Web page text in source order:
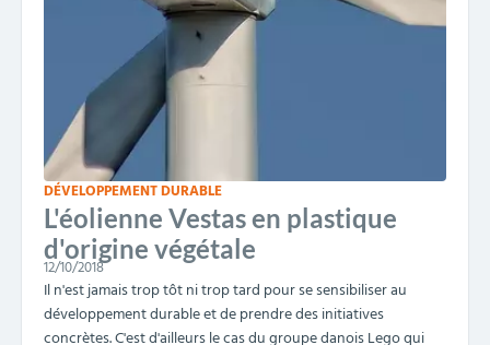
DÉVELOPPEMENT DURABLE
L'éolienne Vestas en plastique
d'origine végétale
12/10/2018
Il n'est jamais trop tôt ni trop tard pour se sensibiliser au
développement durable et de prendre des initiatives
concrètes. C'est d'ailleurs le cas du groupe danois Lego qui